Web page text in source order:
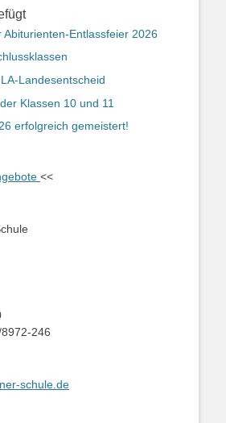
Abiturienten-Entlassfeier 2026
Landesentscheid
Klassen 10 und 11
erfolgreich gemeistert!
<<
246
schule.de